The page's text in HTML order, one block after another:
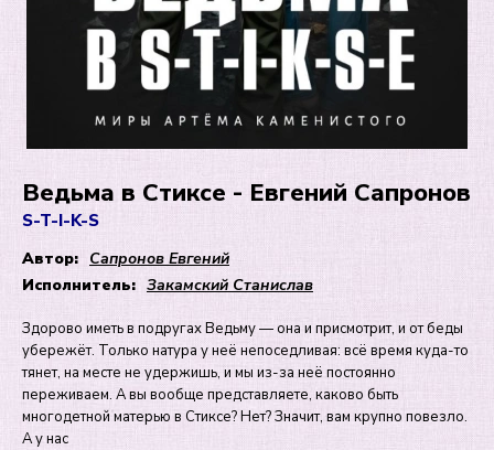
Ведьма в Стиксе - Евгений Сапронов
S-T-I-K-S
Автор: Сапронов Евгений
Исполнитель: Закамский Станислав
Здорово иметь в подругах Ведьму — она и присмотрит, и от беды
убережёт. Только натура у неё непоседливая: всё время куда-то
тянет, на месте не удержишь, и мы из-за неё постоянно
переживаем. А вы вообще представляете, каково быть
многодетной матерью в Стиксе? Нет? Значит, вам крупно повезло.
А у нас